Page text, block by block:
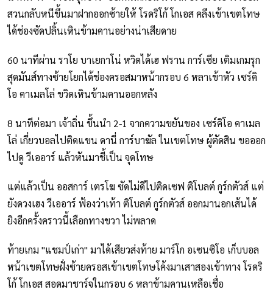
สวนกลับหนีขึ้นมาฝากออกซ้ายให้ โรดริโก้ โกเอส คลึงเข้าเขตโทษ
ได้ช่องซัดปลิ้นเหินข้ามคานอย่างน่าเสียดาย
60 นาทีผ่าน ราโย บาเยกาโน่ หวิดได้เฮ ฟราน การ์เซีย เติมเกมรุก
สุดมันส์ทางซ้ายโยกได้ช่องครอสมาหน้ากรอบ 6 หลาเข้าหัว เซร์คิ
โอ คาเมลโล่ ขวิดเหินข้ามคานออกหลัง
8 นาทีต่อมา เจ้าถิ่น ขึ้นนำ 2-1 จากความขยันของ เซร์คิโอ คาเมล
โล่ เกี่ยวบอลไปติดแขน ดานี่ การ์บาฆัล ในเขตโทษ ผู้ตัดสิน ขอออก
ไปดู วีเออาร์ แล้วหันมาชี้เป็น จุดโทษ
แต่แล้วเป็น ออสการ์ เตรโฆ ซัดไม่ดีไปติดเซฟ ติโบลต์ กูร์กตัวส์ แต่
ยังดวงเฮง วีเออาร์ ฟ้องว่าเท้า ติโบลต์ กูร์กตัวส์ ออกมานอกเส้นได้
ยิงอีกครั้งคราวนี้เลือกทางขวา ไม่พลาด
ท้ายเกม "แชมป์เก่า" มาได้เสียวส่งท้าย มาร์โก อเซนซิโอ เก็บบอล
หน้าเขตโทษฝั่งซ้ายครอสเข้าเขตโทษโค้งมาเสาสองเข้าทาง โรดริ
โก้ โกเอส สอดมาชาร์จในกรอบ 6 หลาข้ามคานเหลือเชื่อ